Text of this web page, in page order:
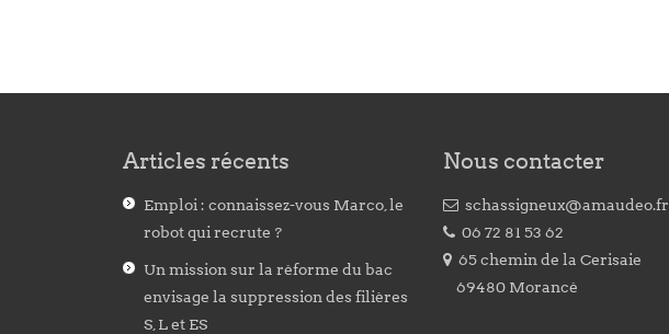
Articles récents
Emploi : connaissez-vous Marco, le
robot qui recrute ?
Un mission sur la réforme du bac
envisage la suppression des filières
S, L et ES
Nous contacter
schassigneux@amaudeo.fr
06 72 81 53 62
65 chemin de la Cerisaie
69480 Morancé